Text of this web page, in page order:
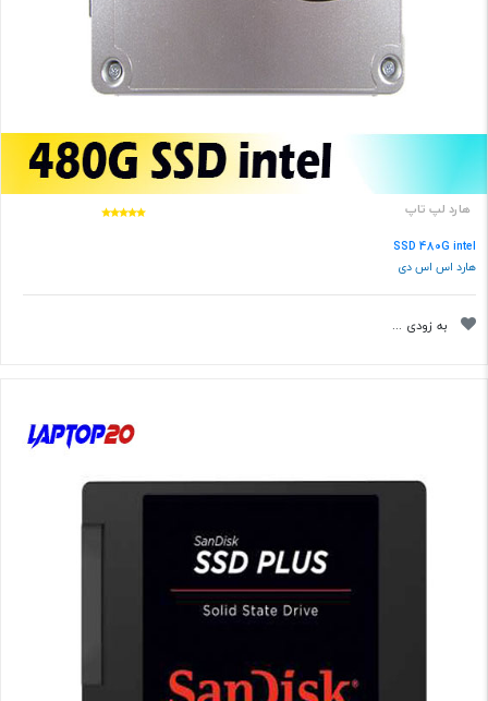
هارد لپ تاپ
SSD 480G intel
هارد اس اس دی
به زودی ...